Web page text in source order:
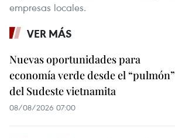
empresas locales.
VER MÁS
Nuevas oportunidades para
economía verde desde el “pulmón”
del Sudeste vietnamita
08/08/2026 07:00